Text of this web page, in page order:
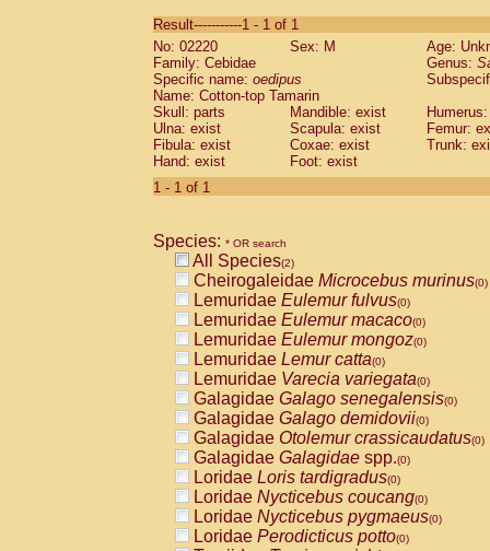
CebidaeSaguinus labiatus(0)
Cebidae Saguinus leucopus (0)
Cebidae
CebidaeSaguinus mystax
Cebidae Saguinus nigricollis (1)
Cebidae Saguinus oedipus
Cebidae Saguinus weddelli
Cebidae Saguinusspp.
Cebidae
CebidaeCebus capucinus
CebidaeCebus nigrivittatus
CebidaeCebus spp.(0)
CebidaeSaimiri boliviensis(0)
CebidaeSaimiri sciureus(0)
AtelidaeAlouatta caraya(0)
AtelidaeAlouatta fusca(0)
AtelidaeAlouatta seniculus(0)
AtelidaeAlouattaspp.(0)
AtelidaeAteles belzebuth(0)
AtelidaeAteles geoffroyi(0)
AtelidaeAteles paniscus(0)
AtelidaeAtelesspp.(0)
AtelidaeLagothrix lagothricha(0)
AtelidaeLagothrix lagothricha cana
PitheciidaeCacajao calvus
Result-----------1 - 1 of 1
No: 02220
Sex: M
Age:
Family: Cebidae
Genus:
Specific name: oedipus
Name: Cotton-top Tamarin
Skull: parts
Mandible: exist
Ulna: exist
Scapula: exist
Femur:
Fibula: exist
Coxae: exist
Trunk:
Hand: exist
Foot: exist
1 - 1 of 1
Species: * OR search
All Species(2)
Cheirogaleidae Microcebus murinus(0)
Lemuridae Eulemur fulvus(0)
Lemuridae Eulemur macaco(0)
Lemuridae Eulemur mongoz(0)
Lemuridae Lemur catta(0)
Lemuridae Varecia variegata(0)
Galagidae Galago senegalensis(0)
Galagidae Galago demidovii(0)
Galagidae Otolemur crassicaudatus(0)
Galagidae Galagidae spp.(0)
Loridae Loris tardigradus(0)
Loridae Nycticebus coucang(0)
Loridae Nycticebus pygmaeus(0)
Loridae Perodicticus potto(0)